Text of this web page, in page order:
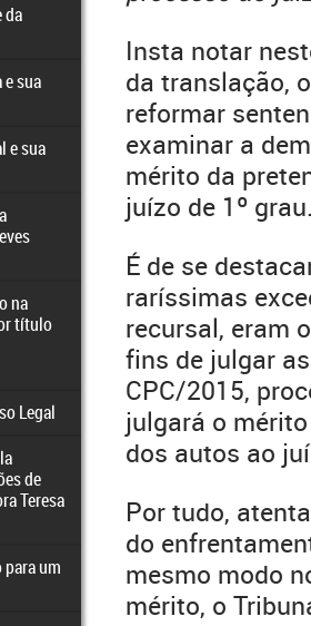
da
sua
e sua
na
título
Legal
de
Teresa
para um
Insta notar
da translação,
reformar
examinar a
mérito da
juízo de 1º
É de se
raríssimas
recursal, eram
fins de julgar
CPC/2015,
julgará o
dos autos ao
Por tudo,
do
mesmo modo
mérito, o